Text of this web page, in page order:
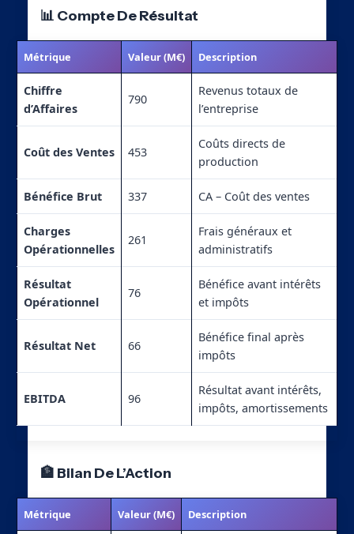
📊 Compte De Résultat
Métrique Valeur (M€) Description
Chiffre
d’Affaires
790
Revenus totaux de
l’entreprise
Coût des Ventes 453
Coûts directs de
production
Bénéfice Brut 337 CA – Coût des ventes
Charges
Opérationnelles
261
Frais généraux et
administratifs
Résultat
Opérationnel
76
Bénéfice avant intérêts
et impôts
Résultat Net 66
Bénéfice final après
impôts
EBITDA 96
Résultat avant intérêts,
impôts, amortissements
🏦 Bilan De L’Action
Métrique Valeur (M€) Description